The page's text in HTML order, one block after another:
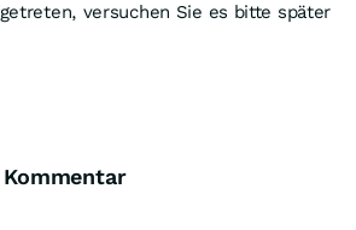
versuchen Sie es bitte später
Kommentar